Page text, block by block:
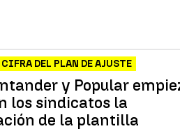
CIFRA DEL PLAN DE AJUSTE
y Popular
los sindicatos la
de la plantilla